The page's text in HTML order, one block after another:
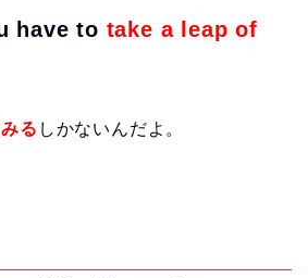
have to take a leap of
る しかないんだよ。